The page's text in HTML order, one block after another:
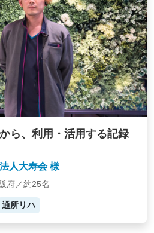
ら、利用・活用する記録
人大寿会 様
府／約25名
通所リハ